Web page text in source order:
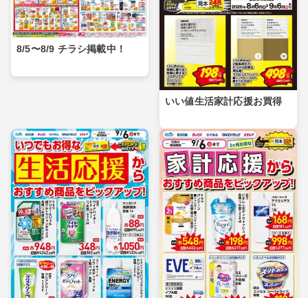
8/5〜8/9 チラシ掲載中！
いい値生活家計応援お買得